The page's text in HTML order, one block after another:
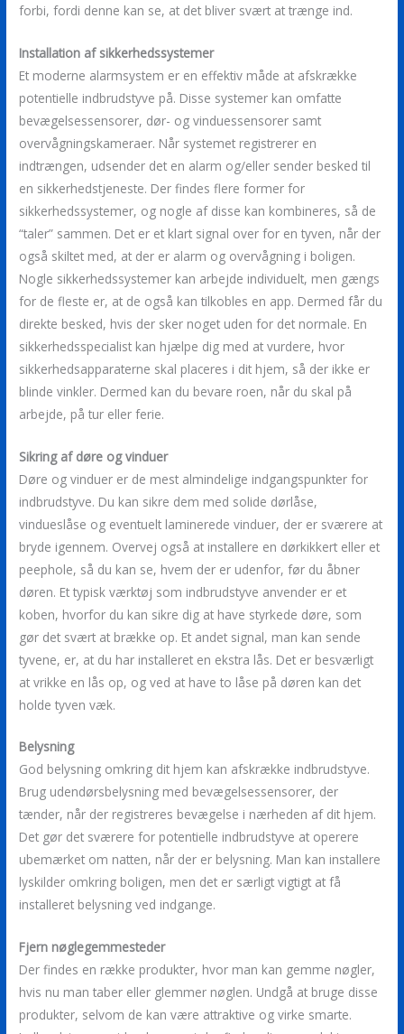
forbi, fordi denne kan se, at det bliver svært at trænge ind.
Installation af sikkerhedssystemer
Et moderne alarmsystem er en effektiv måde at afskrække
potentielle indbrudstyve på. Disse systemer kan omfatte
bevægelsessensorer, dør- og vinduessensorer samt
overvågningskameraer. Når systemet registrerer en
indtrængen, udsender det en alarm og/eller sender besked til
en sikkerhedstjeneste. Der findes flere former for
sikkerhedssystemer, og nogle af disse kan kombineres, så de
“taler” sammen. Det er et klart signal over for en tyven, når der
også skiltet med, at der er alarm og overvågning i boligen.
Nogle sikkerhedssystemer kan arbejde individuelt, men gængs
for de fleste er, at de også kan tilkobles en app. Dermed får du
direkte besked, hvis der sker noget uden for det normale. En
sikkerhedsspecialist kan hjælpe dig med at vurdere, hvor
sikkerhedsapparaterne skal placeres i dit hjem, så der ikke er
blinde vinkler. Dermed kan du bevare roen, når du skal på
arbejde, på tur eller ferie.
Sikring af døre og vinduer
Døre og vinduer er de mest almindelige indgangspunkter for
indbrudstyve. Du kan sikre dem med solide dørlåse,
vindueslåse og eventuelt laminerede vinduer, der er sværere at
bryde igennem. Overvej også at installere en dørkikkert eller et
peephole, så du kan se, hvem der er udenfor, før du åbner
døren. Et typisk værktøj som indbrudstyve anvender er et
koben, hvorfor du kan sikre dig at have styrkede døre, som
gør det svært at brække op. Et andet signal, man kan sende
tyvene, er, at du har installeret en ekstra lås. Det er besværligt
at vrikke en lås op, og ved at have to låse på døren kan det
holde tyven væk.
Belysning
God belysning omkring dit hjem kan afskrække indbrudstyve.
Brug udendørsbelysning med bevægelsessensorer, der
tænder, når der registreres bevægelse i nærheden af dit hjem.
Det gør det sværere for potentielle indbrudstyve at operere
ubemærket om natten, når der er belysning. Man kan installere
lyskilder omkring boligen, men det er særligt vigtigt at få
installeret belysning ved indgange.
Fjern nøglegemmesteder
Der findes en række produkter, hvor man kan gemme nøgler,
hvis nu man taber eller glemmer nøglen. Undgå at bruge disse
produkter, selvom de kan være attraktive og virke smarte.